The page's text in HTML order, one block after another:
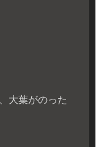
大葉がのった